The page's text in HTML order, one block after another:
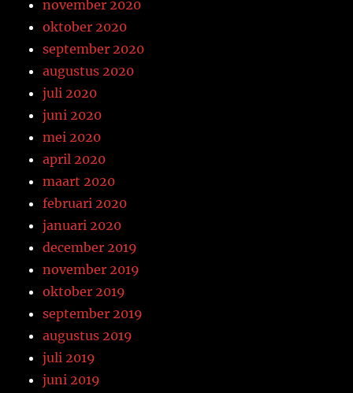
november 2020
oktober 2020
september 2020
augustus 2020
juli 2020
juni 2020
mei 2020
april 2020
maart 2020
februari 2020
januari 2020
december 2019
november 2019
oktober 2019
september 2019
augustus 2019
juli 2019
juni 2019